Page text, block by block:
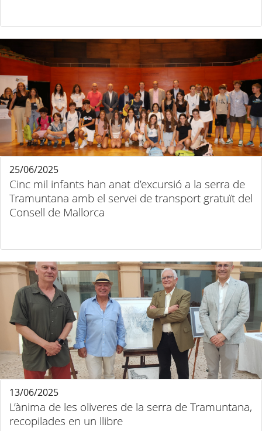
Cinc mil infants han anat d’excursió a la serra de
Tramuntana amb el servei de transport gratuït del
Consell de Mallorca
25/06/2025
L’ànima de les oliveres de la serra de Tramuntana,
recopilades en un llibre
13/06/2025